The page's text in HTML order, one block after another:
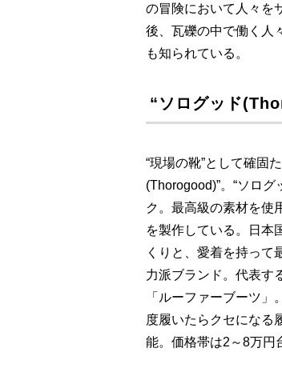
の冒険において人々を
後、瓦礫の中で働く人
も知られている。
“ソログッド
“現場の靴”として確固
(Thorogood)”。“ソロ
ク。最高級の素材を使
を製作している。日本
くりと、愛着を持って
力派ブランド。代表す
「ルーファーブーツ
度履いたらクセになる
能。価格帯は2～8万円